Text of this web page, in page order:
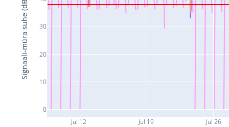
Jul 12 Jul 19 Jul 26
0
10
20
30
Signaali-müra suhe (dB)